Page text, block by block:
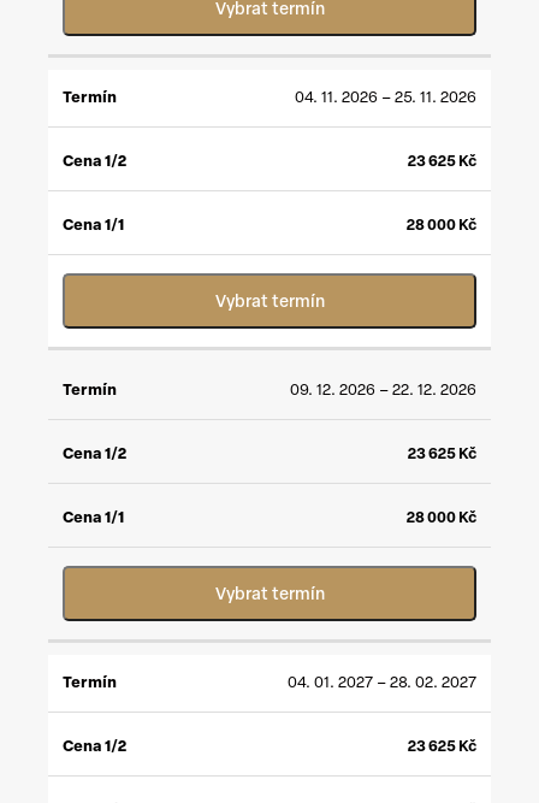
Vybrat termín
04. 11. 2026 – 25. 11. 2026
23 625 Kč
28 000 Kč
Vybrat termín
09. 12. 2026 – 22. 12. 2026
23 625 Kč
28 000 Kč
Vybrat termín
04. 01. 2027 – 28. 02. 2027
23 625 Kč